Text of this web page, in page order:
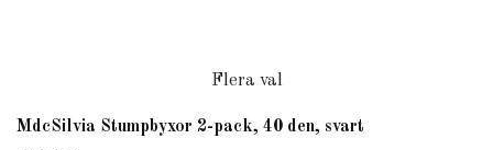
Flera val
MdcSilvia Stumpbyxor 2-pack, 40 den, svart